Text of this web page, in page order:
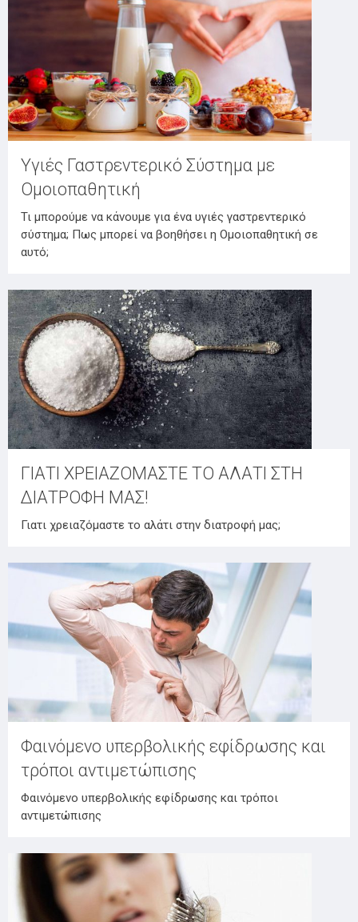
Υγιές Γαστρεντερικό Σύστημα με
Ομοιοπαθητική
Τι μπορούμε να κάνουμε για ένα υγιές γαστρεντερικό
σύστημα; Πως μπορεί να βοηθήσει η Ομοιοπαθητική σε
αυτό;
ΓΙΑΤΙ ΧΡΕΙΑΖΟΜΑΣΤΕ ΤΟ ΑΛΑΤΙ ΣΤΗ
ΔΙΑΤΡΟΦΗ ΜΑΣ!
Γιατι χρειαζόμαστε το αλάτι στην διατροφή μας;
Φαινόμενο υπερβολικής εφίδρωσης και
τρόποι αντιμετώπισης
Φαινόμενο υπερβολικής εφίδρωσης και τρόποι
αντιμετώπισης